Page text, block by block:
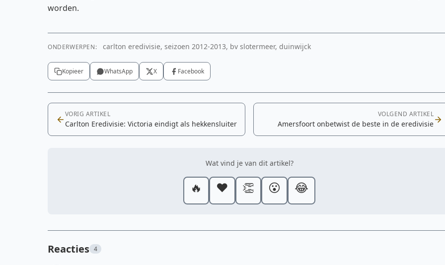
worden.
ONDERWERPEN: carlton eredivisie, seizoen 2012-2013, bv slotermeer, duinwijck
Kopieer WhatsApp X Facebook
VORIG ARTIKEL
Carlton Eredivisie: Victoria eindigt als hekkensluiter
VOLGEND ARTIKEL
Amersfoort onbetwist de beste in de eredivisie
Wat vind je van dit artikel?
🔥 ❤️ 👏 😮 😂
Reacties 4